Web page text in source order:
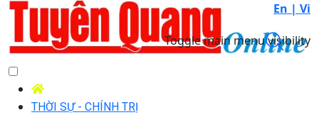
En | Vi
Toggle main menu visibility
THỜI SỰ - CHÍNH TRỊ